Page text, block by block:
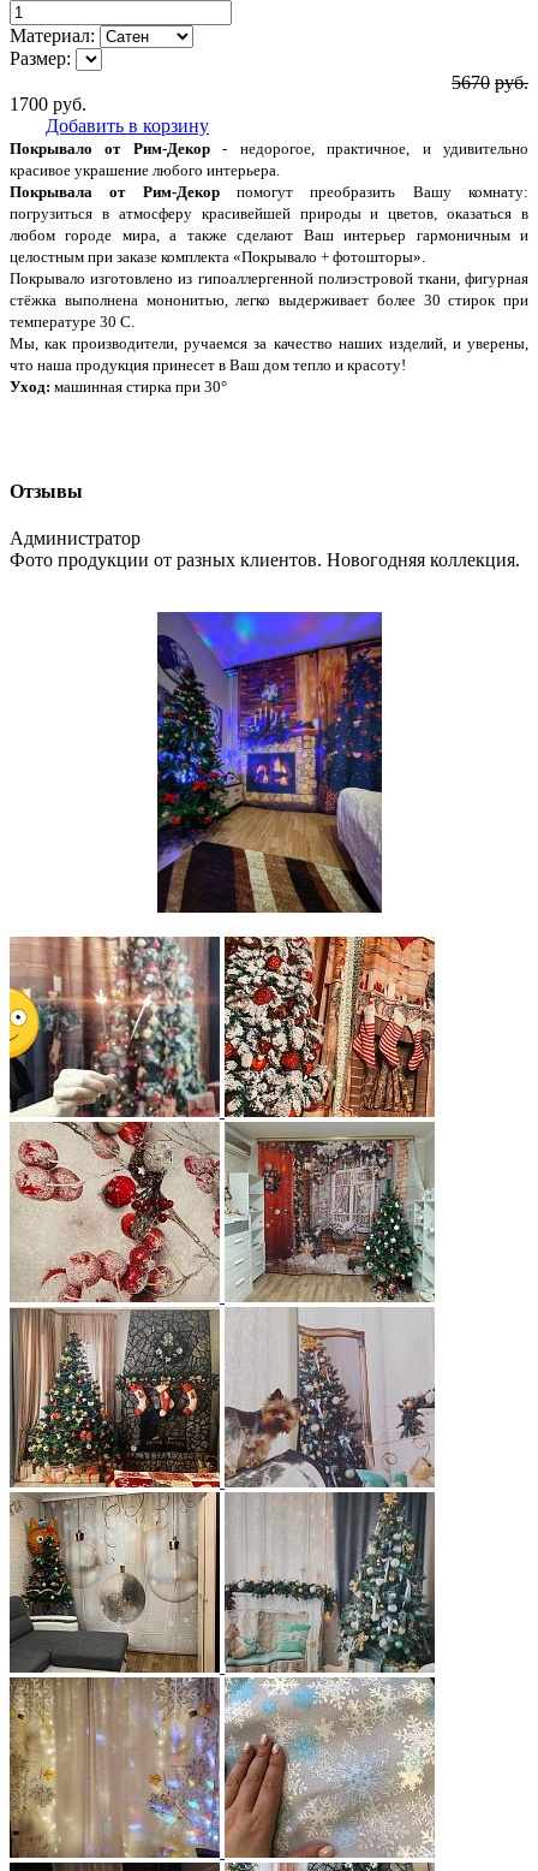
Материал:
Размер:
5670 руб.
1700 руб.
Добавить в корзину
Покрывало от Рим-Декор- недорогое, практичное, и удивительно
красивое украшение любого интерьера.
Покрывала от Рим-Декорпомогут преобразить Вашу комнату:
погрузиться в атмосферу красивейшей природы и цветов, оказаться в
любом городе мира, а также сделают Ваш интерьер гармоничным и
целостным при заказе комплекта «Покрывало + фотошторы».
Покрывало изготовлено из гипоаллергенной полиэстровой ткани, фигурная
стёжка выполнена мононитью, легко выдерживает более 30 стирок при
температуре 30 С.
Мы, как производители, ручаемся за качество наших изделий, и уверены,
что наша продукция принесет в Ваш дом тепло и красоту!
Уход: машинная стирка при 30°
Отзывы
Администратор
Фото продукции от разных клиентов. Новогодняя коллекция.